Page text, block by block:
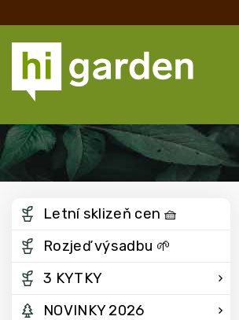
Letní sklizeň cen 🧺
Rozjeď výsadbu 🌱
3 KYTKY
NOVINKY 2026